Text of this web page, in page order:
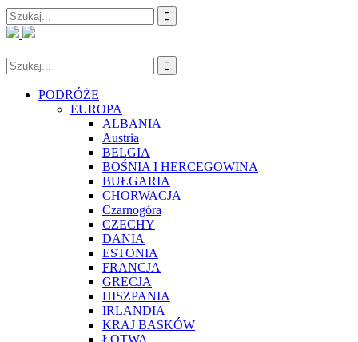
PODRÓŻE
EUROPA
ALBANIA
Austria
BELGIA
BOŚNIA I HERCEGOWINA
BUŁGARIA
CHORWACJA
Czarnogóra
CZECHY
DANIA
ESTONIA
FRANCJA
GRECJA
HISZPANIA
IRLANDIA
KRAJ BASKÓW
ŁOTWA